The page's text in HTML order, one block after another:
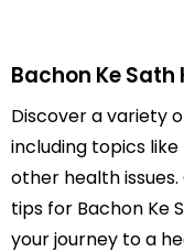
Bachon Ke Sath
Discover a variety
including topics like
other health
tips for Bachon Ke
your journey to a